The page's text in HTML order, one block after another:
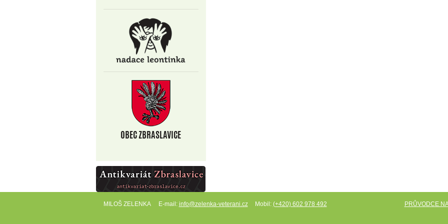
MILOŠ ZELENKA E-mail: info@zelenka-veterani.cz Mobil: (+420) 602 978 492 PRŮVODCE